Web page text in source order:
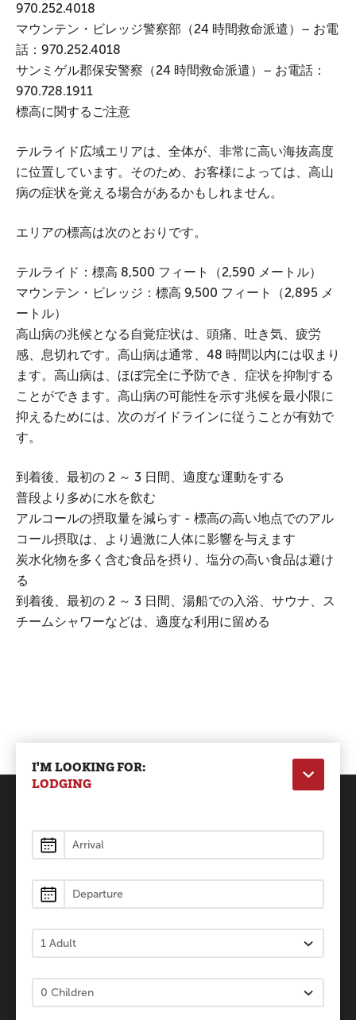
970.252.4018
マウンテン・ビレッジ警察部（24 時間救命派遣）– お電
話：970.252.4018
サンミゲル郡保安警察（24 時間救命派遣）– お電話：
970.728.1911
標高に関するご注意
テルライド広域エリアは、全体が、非常に高い海抜高度
に位置しています。そのため、お客様によっては、高山
病の症状を覚える場合があるかもしれません。
エリアの標高は次のとおりです。
テルライド：標高 8,500 フィート（2,590 メートル）
マウンテン・ビレッジ：標高 9,500 フィート（2,895 メ
ートル）
高山病の兆候となる自覚症状は、頭痛、吐き気、疲労
感、息切れです。高山病は通常、48 時間以内には収まり
ます。高山病は、ほぼ完全に予防でき、症状を抑制する
ことができます。高山病の可能性を示す兆候を最小限に
抑えるためには、次のガイドラインに従うことが有効で
す。
到着後、最初の 2 ～ 3 日間、適度な運動をする
普段より多めに水を飲む
アルコールの摂取量を減らす - 標高の高い地点でのアル
コール摂取は、より過激に人体に影響を与えます
炭水化物を多く含む食品を摂り、塩分の高い食品は避け
る
到着後、最初の 2 ～ 3 日間、湯船での入浴、サウナ、ス
チームシャワーなどは、適度な利用に留める
I'M LOOKING FOR:
LODGING
Lodging